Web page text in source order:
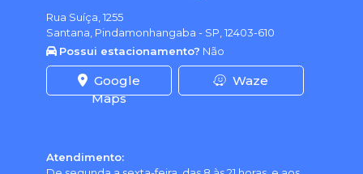
Rua Suíça, 1255
Santana, Pindamonhangaba - SP, 12403-610
Possui estacionamento? Não
Google
Maps
Waze
Atendimento: